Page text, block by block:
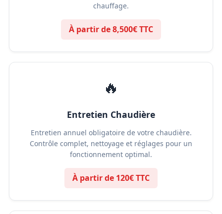
chauffage.
À partir de 8,500€ TTC
🔥
Entretien Chaudière
Entretien annuel obligatoire de votre chaudière.
Contrôle complet, nettoyage et réglages pour un
fonctionnement optimal.
À partir de 120€ TTC